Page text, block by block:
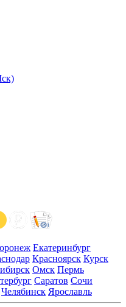
Екатеринбург
Красноярск Курск
Омск Пермь
Саратов Сочи
Челябинск Ярославль